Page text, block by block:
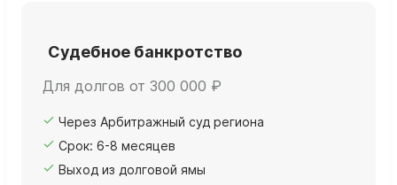
Судебное банкротство
Для долгов от 300 000 ₽
Через Арбитражный суд региона
Срок: 6-8 месяцев
Выход из долговой ямы